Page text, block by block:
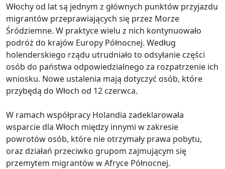
Włochy od lat są jednym z głównych punktów przyjazdu
migrantów przeprawiających się przez Morze
Śródziemne. W praktyce wielu z nich kontynuowało
podróż do krajów Europy Północnej. Według
holenderskiego rządu utrudniało to odsyłanie części
osób do państwa odpowiedzialnego za rozpatrzenie ich
wniosku. Nowe ustalenia mają dotyczyć osób, które
przybędą do Włoch od 12 czerwca.
W ramach współpracy Holandia zadeklarowała
wsparcie dla Włoch między innymi w zakresie
powrotów osób, które nie otrzymały prawa pobytu,
oraz działań przeciwko grupom zajmującym się
przemytem migrantów w Afryce Północnej.